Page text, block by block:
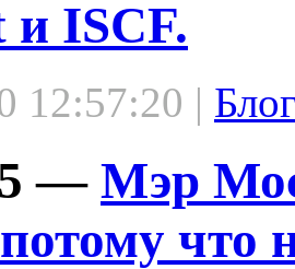
и ISCF.
12:57:20 |
— Мэр
что